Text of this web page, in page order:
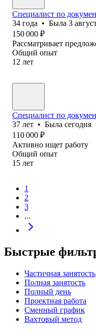
Специалист по
34 года • Была 3
150 000 ₽
Рассматривает
Общий опыт
12 лет
Специалист по
37 лет • Была сегодня
110 000 ₽
Активно ищет работу
Общий опыт
15 лет
1
2
3
...
Быстрые
Частичная занятость
Полная занятость
Полный день
Проектная работа
Сменный график
Вахтовый метод